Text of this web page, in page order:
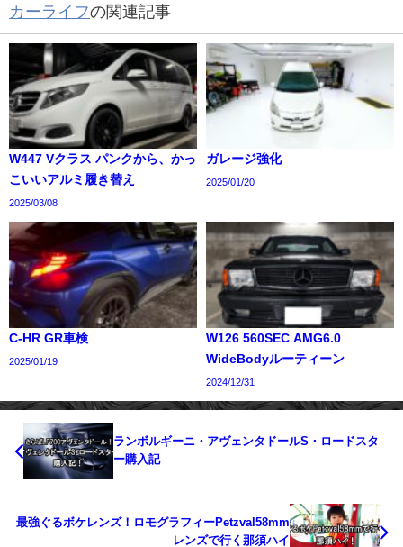
カーライフの関連記事
W447 Vクラス パンクから、かっ
こいいアルミ履き替え
2025/03/08
ガレージ強化
2025/01/20
C-HR GR車検
2025/01/19
W126 560SEC AMG6.0
WideBodyルーティーン
2024/12/31
ランボルギーニ・アヴェンタドールS・ロードスタ
ー購入記
最強ぐるボケレンズ！ロモグラフィーPetzval58mm
レンズで行く那須ハイ